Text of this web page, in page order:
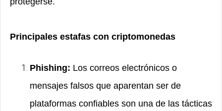
Principales estafas con criptomonedas
Phishing: Los correos electrónicos o
mensajes falsos que aparentan ser de
plataformas confiables son una de las tácticas